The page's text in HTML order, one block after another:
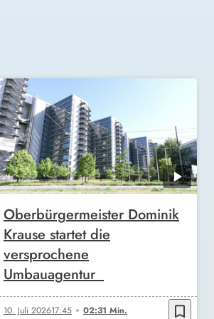
Oberbürgermeister Dominik
Krause startet die
versprochene
Umbauagentur
10. Juli 202617:45 02:31 Min. bookmark_border